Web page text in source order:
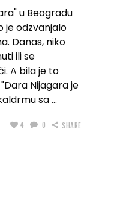
u Beogradu
je odzvanjalo
Danas, niko
ili se
A bila je to
Nijagara je
sa
4 0 SHARE